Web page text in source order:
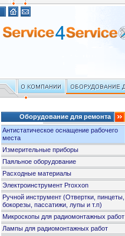
Оборудование для ремонта
Антистатическое оснащение рабочего
места
Измерительные приборы
Паяльное оборудование
Расходные материалы
Электроинструмент Proxxon
Ручной инструмент (Отвертки, пинцеты,
бокорезы, пассатижи, лупы и т.п)
Микроскопы для радиомонтажных работ
Лампы для радиомонтажных работ